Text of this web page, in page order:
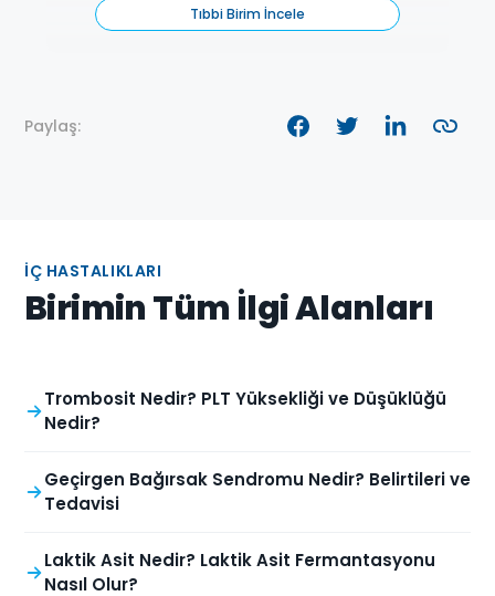
Tıbbi Birim İncele
Paylaş:
İÇ HASTALIKLARI
Birimin Tüm İlgi Alanları
Trombosit Nedir? PLT Yüksekliği ve Düşüklüğü
Nedir?
Geçirgen Bağırsak Sendromu Nedir? Belirtileri ve
Tedavisi
Laktik Asit Nedir? Laktik Asit Fermantasyonu
Nasıl Olur?